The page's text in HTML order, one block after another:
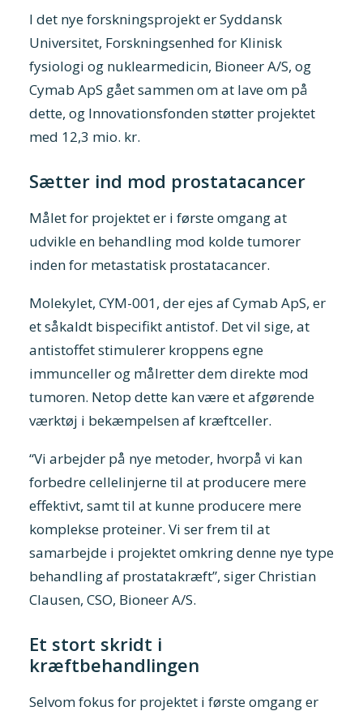
I det nye forskningsprojekt er Syddansk
Universitet, Forskningsenhed for Klinisk
fysiologi og nuklearmedicin, Bioneer A/S, og
Cymab ApS gået sammen om at lave om på
dette, og Innovationsfonden støtter projektet
med 12,3 mio. kr.
Sætter ind mod prostatacancer
Målet for projektet er i første omgang at
udvikle en behandling mod kolde tumorer
inden for metastatisk prostatacancer.
Molekylet, CYM-001, der ejes af Cymab ApS, er
et såkaldt bispecifikt antistof. Det vil sige, at
antistoffet stimulerer kroppens egne
immunceller og målretter dem direkte mod
tumoren. Netop dette kan være et afgørende
værktøj i bekæmpelsen af kræftceller.
“Vi arbejder på nye metoder, hvorpå vi kan
forbedre cellelinjerne til at producere mere
effektivt, samt til at kunne producere mere
komplekse proteiner. Vi ser frem til at
samarbejde i projektet omkring denne nye type
behandling af prostatakræft”, siger Christian
Clausen, CSO, Bioneer A/S.
Et stort skridt i
kræftbehandlingen
Selvom fokus for projektet i første omgang er